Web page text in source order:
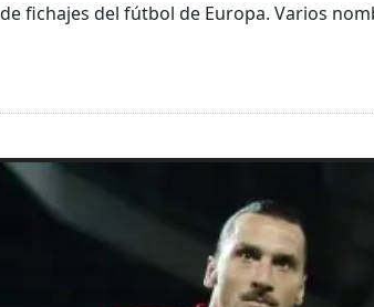
fichajes del fútbol de Europa. Varios